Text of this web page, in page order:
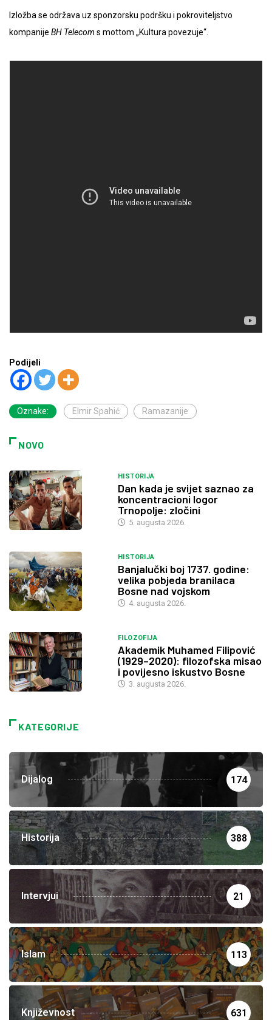
Izložba se održava uz sponzorsku podršku i pokroviteljstvo
kompanije BH Telecom s mottom „Kultura povezuje“.
Podijeli
Oznake: Elmir Spahić Ramazanije
NOVO
HISTORIJA
Dan kada je svijet saznao za
koncentracioni logor
Trnopolje: zločini
5. augusta 2026.
HISTORIJA
Banjalučki boj 1737. godine:
velika pobjeda branilaca
Bosne nad vojskom
4. augusta 2026.
FILOZOFIJA
Akademik Muhamed Filipović
(1929–2020): filozofska misao
i povijesno iskustvo Bosne
3. augusta 2026.
KATEGORIJE
Dijalog 174
Historija 388
Intervjui 21
Islam 113
Književnost 631